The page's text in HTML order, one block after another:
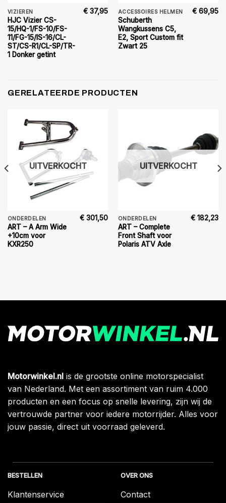
VIZIEREN
HJC Vizier CS-
15/HQ-1/FS-10/FS-
11/FG-15/IS-16/CL-
ST/CS-R1/CL-SP/TR-
1 Donker getint
€ 37,95 ACCESSOIRES HELMEN
Schuberth
Wangkussens C5,
E2, Sport Custom fit
Zwart 25
€ 69,95
GERELATEERDE PRODUCTEN
UITVERKOCHT
ONDERDELEN
ART – A Arm Wide
+10cm voor
KXR250
€ 301,50
UITVERKOCHT
ONDERDELEN
ART – Complete
Front Shaft voor
Polaris ATV Axle
€ 182,23
Motorwinkel.nl is de grootste online motorspecialist
van Nederland. Met een assortiment van ruim 4.000
producten en een focus op snelle levering, zijn wij de
vertrouwde partner voor iedere motorrijder. Alles voor
jouw passie, direct uit voorraad geleverd.
BESTELLEN
Klantenservice
OVER ONS
Contact